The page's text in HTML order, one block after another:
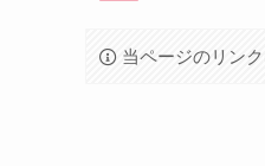
当ページのリン